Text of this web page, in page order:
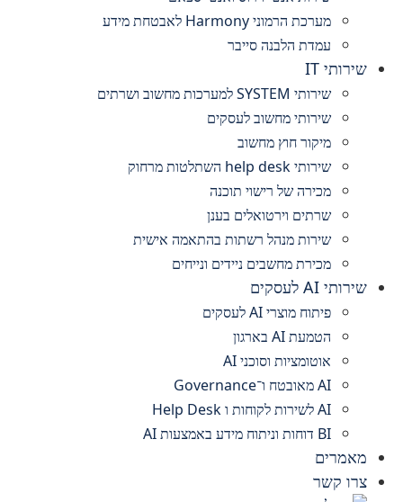
מערכת הרמוני Harmony לאבטחת מידע
עמדת הלבנה סייבר
שירותי IT
שירותי SYSTEM למערכות מחשוב ושרתים
שירותי מחשוב לעסקים
מיקור חוץ מחשוב
שירותי help desk השתלטות מרחוק
מכירה של רישוי תוכנה
שרתים וירטואלים בענן
שירות מנהל רשתות בהתאמה אישית
מכירת מחשבים ניידים ונייחים
שירותי AI לעסקים
פיתוח מוצרי AI לעסקים
הטמעת AI בארגון
אוטומציות וסוכני AI
AI מאובטח ו־Governance
AI לשירות לקוחות ו Help Desk
BI דוחות וניתוח מידע באמצעות AI
מאמרים
צרו קשר